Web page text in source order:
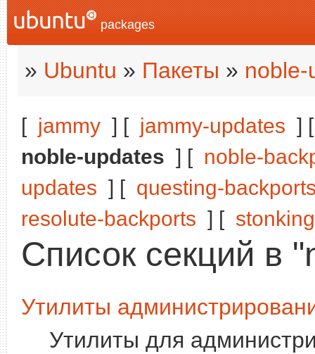
packages
» Ubuntu » Пакеты » noble-
[ jammy ] [ jammy-updates ]
noble-updates ] [ noble-
updates ] [ questing-
resolute-backports ] [ stonking
Список секций в
Утилиты
Утилиты для